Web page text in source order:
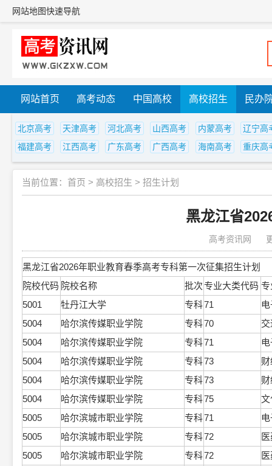
网站地图快速导航
网站首页 高考动态 中国高校 高校招生 民办
北京高考 天津高考 河北高考 山西高考 内蒙高考
辽宁高
福建高考
江西高考 广东高考 广西高考 海南高考 重庆高
当前位置： 首页 > 高校招生 > 招生计划
黑龙江省
高考资讯网
黑龙江省2026年职业教育春季高考专科第一次征集招生计划
院校代码 院校名称 批次专业大类代码 专
5001
牡丹江大学 专科71
5004
哈尔滨传媒职业学院 专科70
5004
哈尔滨传媒职业学院 专科71
5004
哈尔滨传媒职业学院 专科73
5004
哈尔滨传媒职业学院 专科73
5004
哈尔滨传媒职业学院 专科75
文
5005
哈尔滨城市职业学院 专科71
5005
哈尔滨城市职业学院 专科72
5005
哈尔滨城市职业学院 专科72